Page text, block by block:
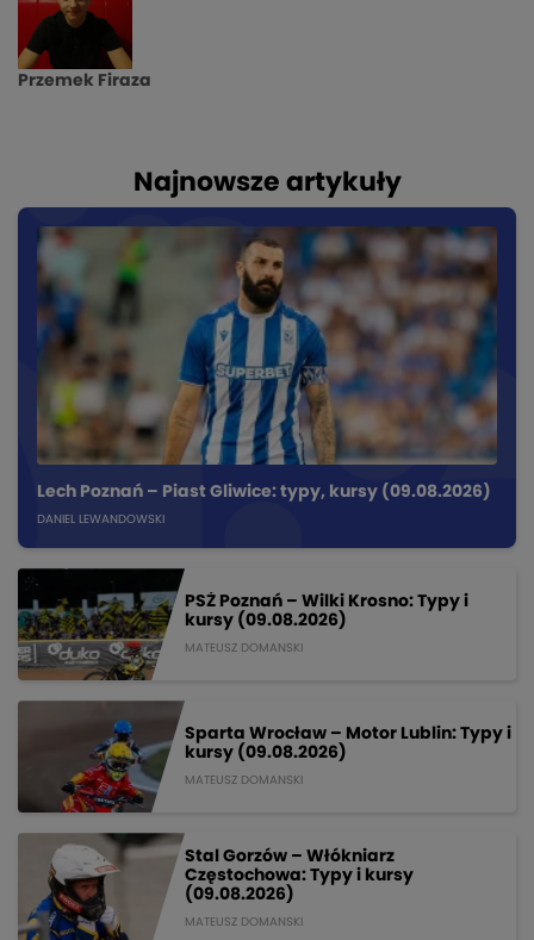
Przemek Firaza
Najnowsze artykuły
Lech Poznań – Piast Gliwice: typy, kursy (09.08.2026)
DANIEL LEWANDOWSKI
PSŻ Poznań – Wilki Krosno: Typy i
kursy (09.08.2026)
MATEUSZ DOMANSKI
Sparta Wrocław – Motor Lublin: Typy i
kursy (09.08.2026)
MATEUSZ DOMANSKI
Stal Gorzów – Włókniarz
Częstochowa: Typy i kursy
(09.08.2026)
MATEUSZ DOMANSKI